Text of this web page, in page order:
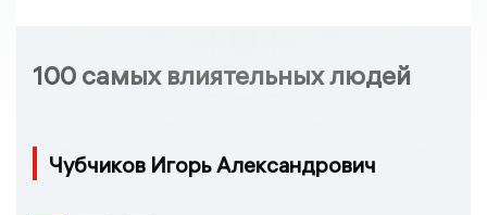
100 самых влиятельных людей
Чубчиков Игорь Александрович